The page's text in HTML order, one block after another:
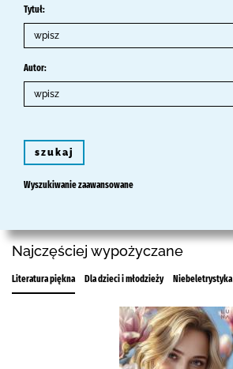
Tytuł:
Autor:
szukaj
Wyszukiwanie zaawansowane
Najczęściej wypożyczane
Literatura piękna Dla dzieci i młodzieży Niebeletrystyka